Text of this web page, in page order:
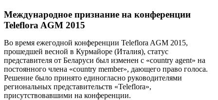
Международное признание на конференции
Teleflora AGM 2015
Во время ежегодной конференции Teleflora AGM 2015,
прошедшей весной в Курмайоре (Италия), статус
представителя от Беларуси был изменен с «country agent» на
постоянного члена «country member», дающего право голоса.
Решение было принято единогласно руководителями
региональных представительств «Teleflora»,
присутствовавшими на конференции.